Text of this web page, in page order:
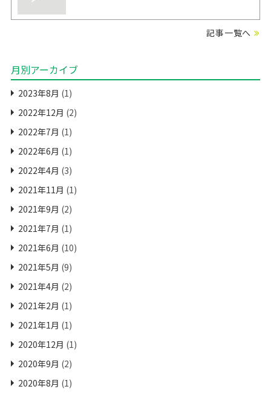
記事一覧へ
月別アーカイブ
2023年8月 (1)
2022年12月 (2)
2022年7月 (1)
2022年6月 (1)
2022年4月 (3)
2021年11月 (1)
2021年9月 (2)
2021年7月 (1)
2021年6月 (10)
2021年5月 (9)
2021年4月 (2)
2021年2月 (1)
2021年1月 (1)
2020年12月 (1)
2020年9月 (2)
2020年8月 (1)